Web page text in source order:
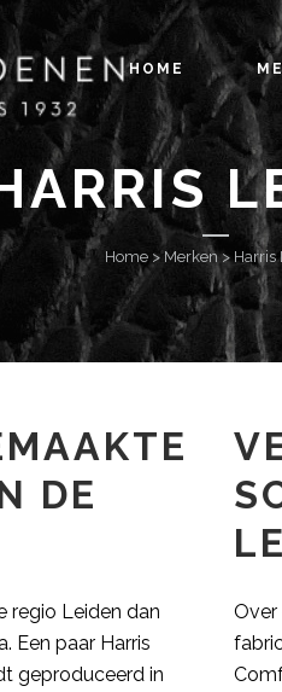
HOME
Home>Merken> Harris
DE
regio Leiden dan
Een paar Harris
geproduceerd in
Over